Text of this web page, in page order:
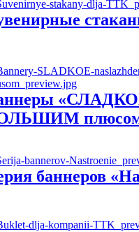
баннеров